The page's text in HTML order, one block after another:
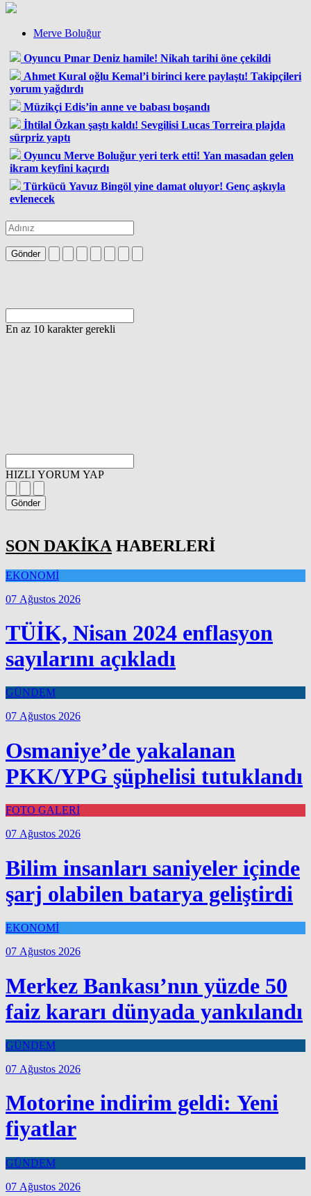
Merve Boluğur
Oyuncu Pınar Deniz hamile! Nikah tarihi öne çekildi
Ahmet Kural oğlu Kemal’i birinci kere paylaştı! Takipçileri
yorum yağdırdı
Müzikçi Edis’in anne ve babası boşandı
İhtilal Özkan şaştı kaldı! Sevgilisi Lucas Torreira plajda
sürpriz yaptı
Oyuncu Merve Boluğur yeri terk etti! Yan masadan gelen
ikram keyfini kaçırdı
Türkücü Yavuz Bingöl yine damat oluyor! Genç aşkıyla
evlenecek
Gönder
En az 10 karakter gerekli
HIZLI YORUM YAP
Gönder
SON DAKİKA HABERLERİ
EKONOMİ
07 Ağustos 2026
TÜİK, Nisan 2024 enflasyon
sayılarını açıkladı
GÜNDEM
07 Ağustos 2026
Osmaniye’de yakalanan
PKK/YPG şüphelisi tutuklandı
FOTO GALERİ
07 Ağustos 2026
Bilim insanları saniyeler içinde
şarj olabilen batarya geliştirdi
EKONOMİ
07 Ağustos 2026
Merkez Bankası’nın yüzde 50
faiz kararı dünyada yankılandı
GÜNDEM
07 Ağustos 2026
Motorine indirim geldi: Yeni
fiyatlar
GÜNDEM
07 Ağustos 2026